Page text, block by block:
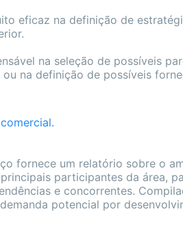
eficaz na definição de
na seleção de possíveis
ou na definição de possíveis
fornece um relatório sobre o
participantes da área,
e concorrentes.
potencial por